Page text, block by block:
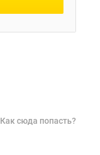
Как сюда попасть?